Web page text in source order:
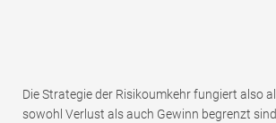
Die Strategie der Risikoumkehr fungiert also
sowohl Verlust als auch Gewinn begrenzt